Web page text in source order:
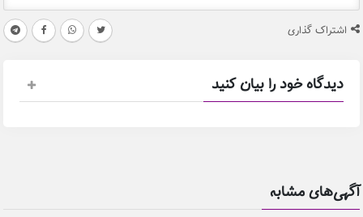
اشتراک گذاری
دیدگاه خود را بیان کنید
آگهی‌های مشابه